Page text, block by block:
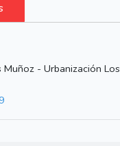
- Urbanización Los